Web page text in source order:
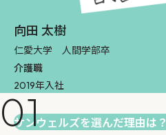
向田 太樹
仁愛大学 人間学部卒
介護職
2019年入社
サンウェルズを選んだ理由は？